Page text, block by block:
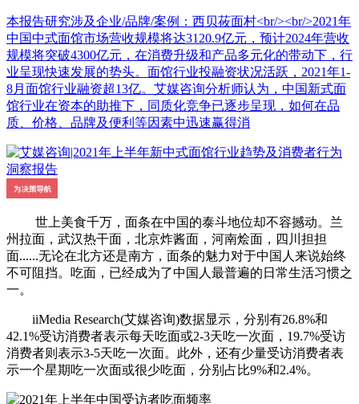
本报告研究涉及企业/品牌/案例：西贝莜面村<br/><br/>2021年
中国中式面馆市场营收规模将达3120.9亿元，预计2024年营收
规模将突破4300亿元，在消费升级和产品多元化的带动下，行
业呈现快速发展的势头。面馆行业投融资状况活跃，2021年1-
8月面馆行业融资超13亿。艾媒咨询分析师认为，中国新式面
馆行业在资本的助推下，同质化竞争已逐步呈现，如何在品
质、价格、品牌及便利等因素中迅速赢得消
世上美食千万，面条在中国的泰斗地位却不容撼动。兰
州拉面，武汉热干面，北京炸酱面，河南烩面，四川担担
面......无论在北方还是南方，面条的魅力对于中国人来说始终
不可阻挡。吃面，已经成为了中国人最普遍的日常生活习惯之
一。
iiMedia Research(艾媒咨询)数据显示，分别有26.8%和
42.1%受访消费者表示每天吃面或2-3天吃一次面，19.7%受访
消费者则表示3-5天吃一次面。此外，还有少量受访消费者表
示一个星期吃一次面或很少吃面，分别占比9%和2.4%。